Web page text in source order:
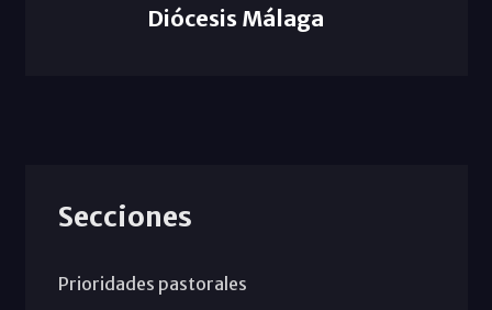
Diócesis Málaga
Secciones
Prioridades pastorales